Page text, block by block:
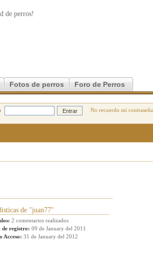
de perros!
Fotos de perros Foro de Perros
No recuerdo mi contraseña
de "juan77"
2 comentarios realizados
de registro: 09 de January del 2011
Acceso: 31 de January del 2012